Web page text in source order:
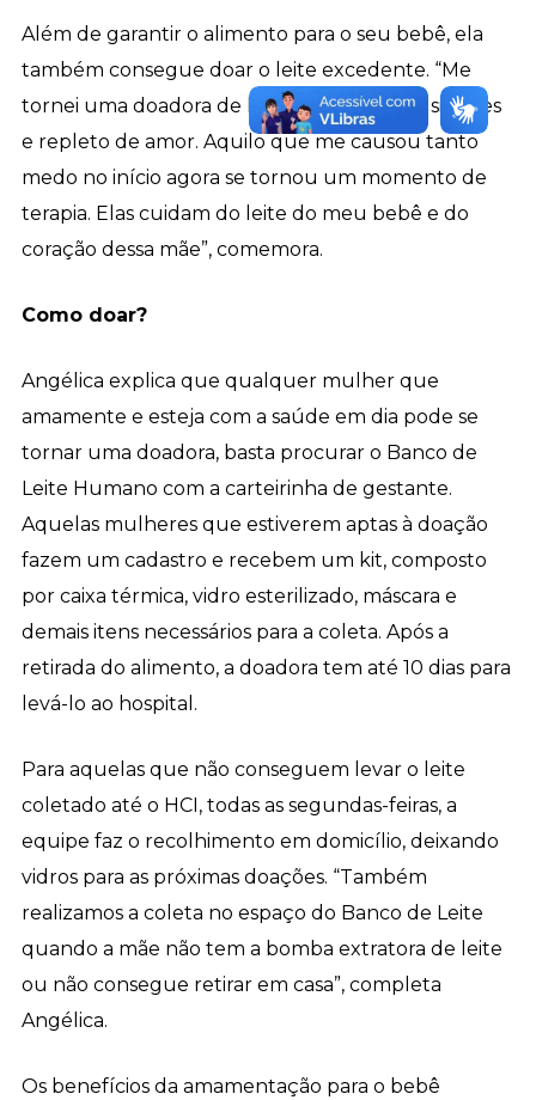
Além de garantir o alimento para o seu bebê, ela
também consegue doar o leite excedente. “Me
tornei uma doadora de leite humano, algo simples
e repleto de amor. Aquilo que me causou tanto
medo no início agora se tornou um momento de
terapia. Elas cuidam do leite do meu bebê e do
coração dessa mãe”, comemora.
Como doar?
Angélica explica que qualquer mulher que
amamente e esteja com a saúde em dia pode se
tornar uma doadora, basta procurar o Banco de
Leite Humano com a carteirinha de gestante.
Aquelas mulheres que estiverem aptas à doação
fazem um cadastro e recebem um kit, composto
por caixa térmica, vidro esterilizado, máscara e
demais itens necessários para a coleta. Após a
retirada do alimento, a doadora tem até 10 dias para
levá-lo ao hospital.
Para aquelas que não conseguem levar o leite
coletado até o HCI, todas as segundas-feiras, a
equipe faz o recolhimento em domicílio, deixando
vidros para as próximas doações. “Também
realizamos a coleta no espaço do Banco de Leite
quando a mãe não tem a bomba extratora de leite
ou não consegue retirar em casa”, completa
Angélica.
Os benefícios da amamentação para o bebê